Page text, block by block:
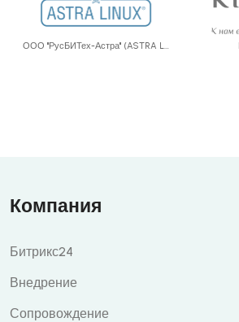
ООО "РусБИТех-Астра" (ASTRA LINUX)
Компания
Битрикс24
Внедрение
Сопровождение